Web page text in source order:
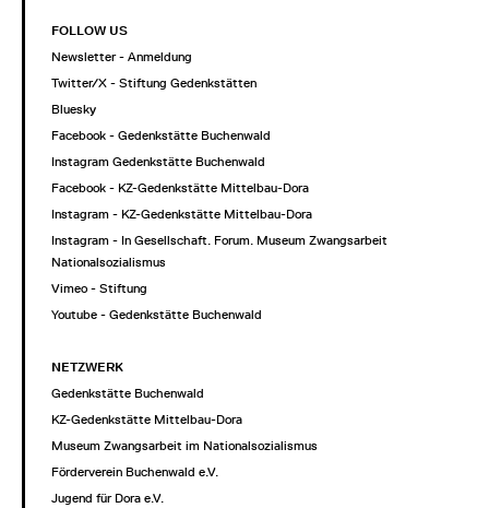
FOLLOW US
Newsletter - Anmeldung
Twitter/X - Stiftung Gedenkstätten
Bluesky
Facebook - Gedenkstätte Buchenwald
Instagram Gedenkstätte Buchenwald
Facebook - KZ-Gedenkstätte Mittelbau-Dora
Instagram - KZ-Gedenkstätte Mittelbau-Dora
Instagram - In Gesellschaft. Forum. Museum Zwangsarbeit im
Nationalsozialismus
Vimeo - Stiftung
Youtube - Gedenkstätte Buchenwald
NETZWERK
Gedenkstätte Buchenwald
KZ-Gedenkstätte Mittelbau-Dora
Museum Zwangsarbeit im Nationalsozialismus
Förderverein Buchenwald e.V.
Jugend für Dora e.V.